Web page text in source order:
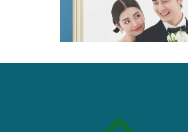
KHUNG 725